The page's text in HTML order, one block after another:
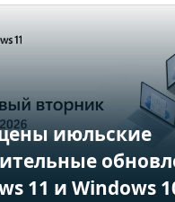
июльские
11 и Windows